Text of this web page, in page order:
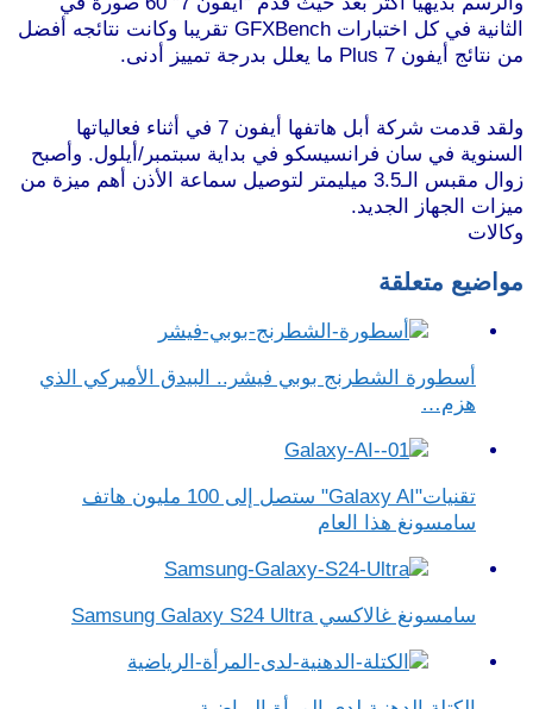
الثانية في كل اختبارات GFXBench تقريبا وكانت نتائجه أفضل
من نتائج أيفون 7 Plus ما يعلل بدرجة تمييز أدنى.
ولقد قدمت شركة أبل هاتفها أيفون 7 في أثناء فعالياتها
السنوية في سان فرانسيسكو في بداية سبتمبر/أيلول. وأصبح
زوال مقبس الـ3.5 ميليمتر لتوصيل سماعة الأذن أهم ميزة من
ميزات الجهاز الجديد.
وكالات
مواضيع متعلقة
أسطورة الشطرنج بوبي فيشر.. البيدق الأميركي الذي
هزم…
تقنيات"Galaxy AI" ستصل إلى 100 مليون هاتف
سامسونغ هذا العام
سامسونغ غالاكسي Samsung Galaxy S24 Ultra